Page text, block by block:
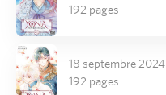
192 pages
18 septembre 2024
192 pages